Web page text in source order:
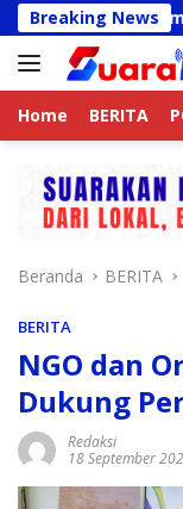
Langsung
ke
konten
Breaking News
Kamtibmas Jelang
Home BERITA
Beranda BERITA
BERITA
NGO dan
Dukung
Redaksi
18 September